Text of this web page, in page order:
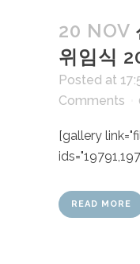
20 NOV
위임식
Posted at
Comments
[gallery
READ MORE